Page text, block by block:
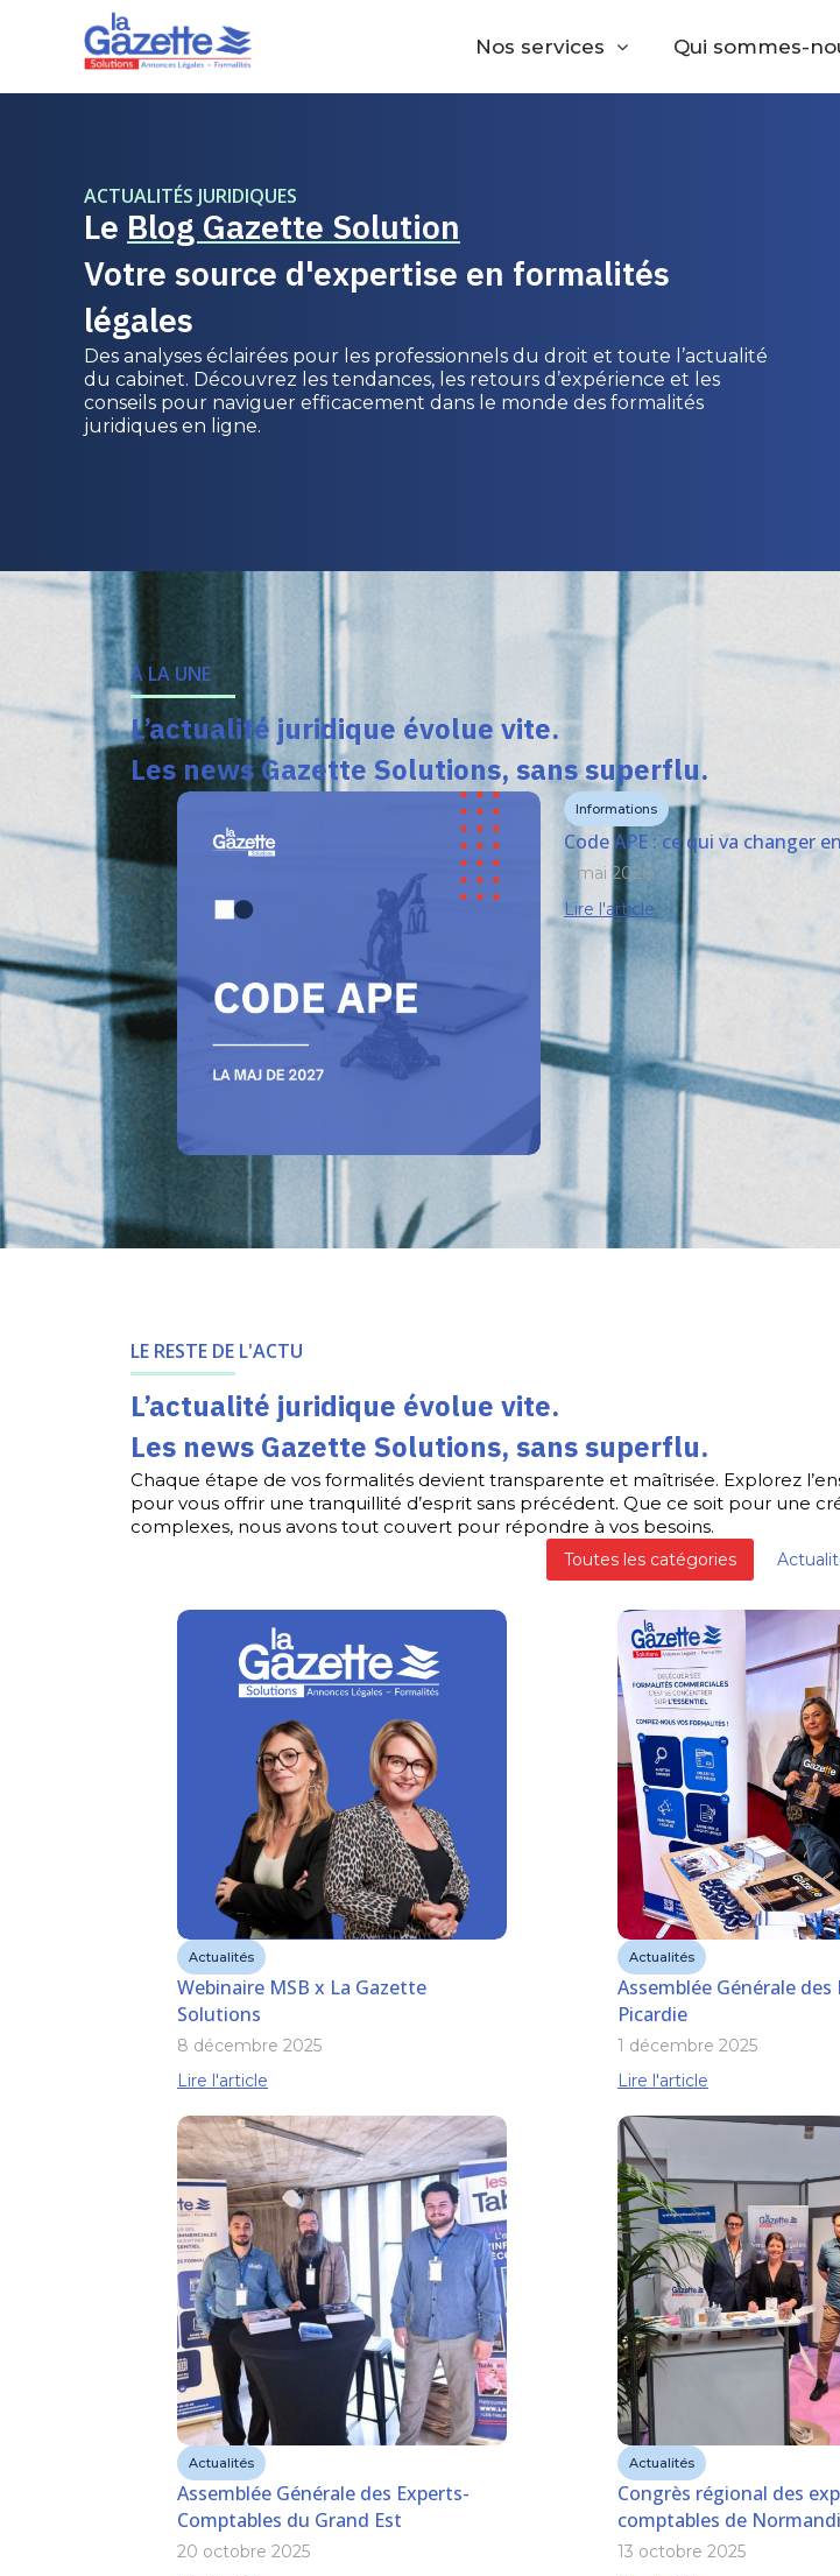
Nos services Qui sommes-
ACTUALITÉS JURIDIQUES
LeBlog Gazette Solution
Votre source d'expertise en formalités
légales
Des analyses éclairées pour les professionnels du droit et toute l’actualité
du cabinet. Découvrez les tendances, les retours d’expérience et les
conseils pour naviguer efficacement dans le monde des formalités
juridiques en ligne.
À LA UNE
L’actualité juridique évolue vite.
Les news Gazette Solutions, sans superflu.
Informations
Code APE : ce qui va changer
5 mai 2026
Lire l'article
LE RESTE DE L'ACTU
L’actualité juridique évolue vite.
Les news Gazette Solutions, sans superflu.
Chaque étape de vos formalités devient transparente et maîtrisée. Explorez
pour vous offrir une tranquillité d’esprit sans précédent. Que ce soit pour une
complexes, nous avons tout couvert pour répondre à vos besoins.
Toutes les catégories
Actualités
Webinaire MSB x La Gazette
Solutions
8 décembre 2025
Lire l'article
Actualités
Assemblée Générale
Picardie
1 décembre 2025
Lire l'article
Actualités
Assemblée Générale des Experts-
Comptables du Grand Est
20 octobre 2025
Actualités
Congrès régional des
comptables de
13 octobre 2025